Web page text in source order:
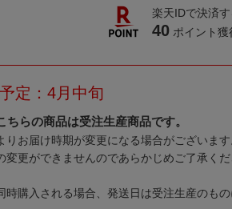
楽天IDで決済す
40 ポイント獲
定：4月中旬
ちらの商品は受注生産商品です。
りお届け時期が変更になる場合がございます
変更ができませんのであらかじめご了承くだ
時購入される場合、発送日は受注生産のもの